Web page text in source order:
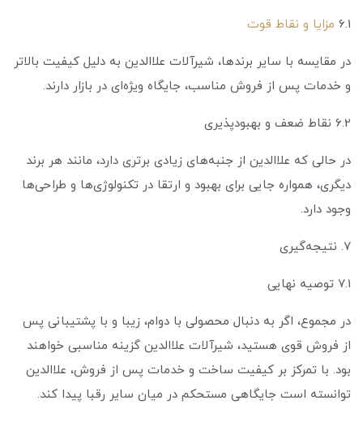
6.1 مزایا و نقاط قوت
در مقایسه با سایر برندها، شیرآلات علاالدین به دلیل کیفیت بالاتر
و خدمات پس از فروش مناسب، جایگاه ویژه‌ای در بازار دارند.
6.2 نقاط ضعف و بهبودپذیری
در حالی که علاالدین از جنبه‌های زیادی برتری دارد، مانند هر برند
دیگری، همواره جایی برای بهبود و ارتقا در تکنولوژی‌ها و طراحی‌ها
وجود دارد.
7. نتیجه‌گیری
7.1 توصیه نهایی
در مجموع، اگر به دنبال محصولی با دوام، زیبا و با پشتیبانی پس
از فروش قوی هستید، شیرآلات علاالدین گزینه مناسبی خواهند
بود. با تمرکز بر کیفیت ساخت و خدمات پس از فروش، علاالدین
توانسته است جایگاهی مستحکم در میان سایر رقبا پیدا کند.